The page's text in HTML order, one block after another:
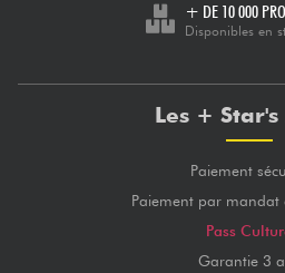
+ DE 10 000
Disponibles en
Les + Star's
Paiement
Paiement par mandat
Pass
Garantie 3